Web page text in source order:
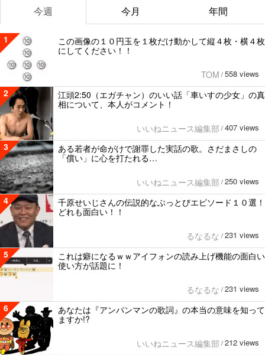
今週 今月 年間
1
この画像の１０円玉を１枚だけ動かして縦４枚・横４枚
にしてください！！
TOM / 558 views
2
江頭2:50（エガチャン）のいい話「車いすの少女」の真
相について、本人がコメント！
いいねニュース編集部 / 407 views
3
ある若者が命がけで謝罪した実話の歌。さだまさしの
「償い」に心を打たれる…
いいねニュース編集部 / 250 views
4
千原せいじさんの伝説的なぶっとびエピソード１０選！
どれも面白い！！
るなるな / 231 views
5
これは癖になるｗｗアイフォンの読み上げ機能の面白い
使い方が話題に！
るなるな / 231 views
6
あなたは『アンパンマンの歌詞』の本当の意味を知って
ますか!?
いいねニュース編集部 / 212 views